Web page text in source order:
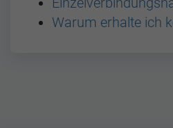
Warum erhalte ich